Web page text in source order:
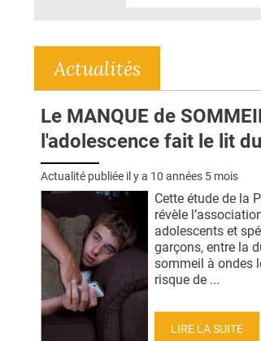
Actualités
Le MANQUE de
l'adolescence fait le lit
Actualité publiée il y a 10 années 5 mois
Cette étude de la
révèle
adolescents et
garçons, entre la
sommeil à ondes
risque de ...
LIRE LA SUITE